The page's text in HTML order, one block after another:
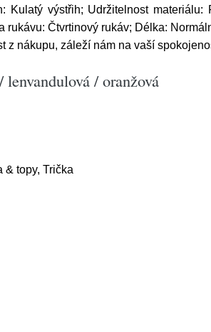
výstřih; Udržitelnost materiálu:
rukávu: Čtvrtinový rukáv; Délka:
z nákupu, záleží nám na vaší
/ oranžová
& topy, Trička